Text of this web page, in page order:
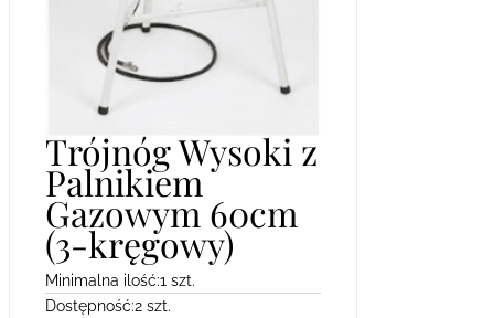
Trójnóg Wysoki z
Palnikiem
Gazowym 60cm
(3-kręgowy)
Minimalna ilość:1 szt.
Dostępność:2 szt.